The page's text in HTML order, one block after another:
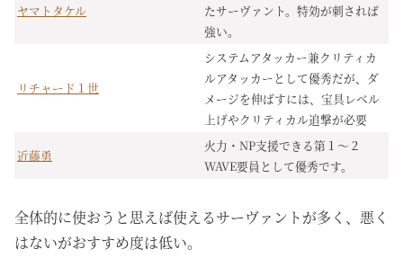
ヤマトタケル
たサーヴァント。特効が刺されば
強い。
リチャード１世
システムアタッカー兼クリティカ
ルアタッカーとして優秀だが、ダ
メージを伸ばすには、宝具レベル
上げやクリティカル追撃が必要
近藤勇
火力・NP支援できる第１～２
WAVE要員として優秀です。
全体的に使おうと思えば使えるサーヴァントが多く、悪く
はないがおすすめ度は低い。